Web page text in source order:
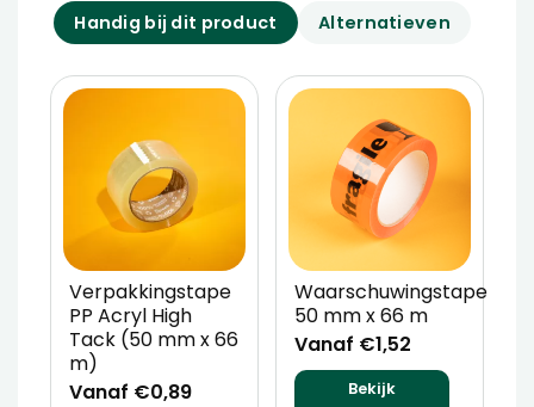
Handig bij dit product Alternatieven
Verpakkingstape
PP Acryl High
Tack (50 mm x 66
m)
Vanaf €0,89
Waarschuwingstape
50 mm x 66 m
Vanaf €1,52
Bekijk